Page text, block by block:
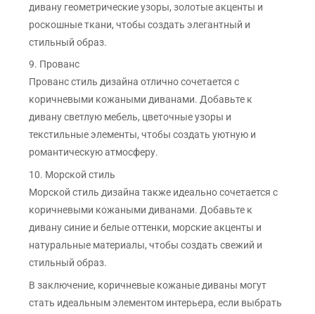
дивану геометрические узоры, золотые акценты и
роскошные ткани, чтобы создать элегантный и
стильный образ.
9. Прованс
Прованс стиль дизайна отлично сочетается с
коричневыми кожаными диванами. Добавьте к
дивану светлую мебель, цветочные узоры и
текстильные элементы, чтобы создать уютную и
романтическую атмосферу.
10. Морской стиль
Морской стиль дизайна также идеально сочетается с
коричневыми кожаными диванами. Добавьте к
дивану синие и белые оттенки, морские акценты и
натуральные материалы, чтобы создать свежий и
стильный образ.
В заключение, коричневые кожаные диваны могут
стать идеальным элементом интерьера, если выбрать